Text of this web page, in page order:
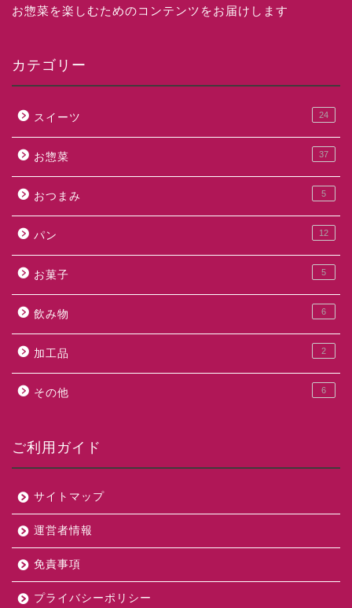
お惣菜を楽しむためのコンテンツをお届けします
カテゴリー
スイーツ 24
お惣菜 37
おつまみ 5
パン 12
お菓子 5
飲み物 6
加工品 2
その他 6
ご利用ガイド
サイトマップ
運営者情報
免責事項
プライバシーポリシー